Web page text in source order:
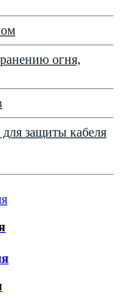
огня,
защиты кабеля